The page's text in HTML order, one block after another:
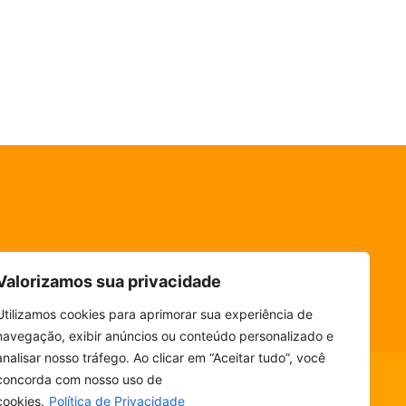
sua privacidade
cookies para aprimorar sua experiência de
exibir anúncios ou conteúdo personalizado e
nosso tráfego. Ao clicar em “Aceitar tudo”, você
com nosso uso de
Política de Privacidade